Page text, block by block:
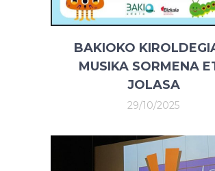
BAKIOKO
MUSIKA SORMENA
JOLASA
29/10/2025